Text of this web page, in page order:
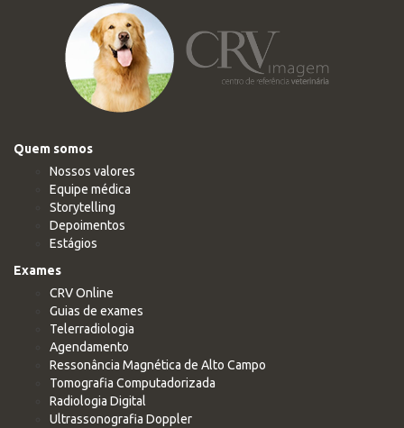
Quem somos
Nossos valores
Equipe médica
Storytelling
Depoimentos
Estágios
Exames
CRV Online
Guias de exames
Telerradiologia
Agendamento
Ressonância Magnética de Alto Campo
Tomografia Computadorizada
Radiologia Digital
Ultrassonografia Doppler